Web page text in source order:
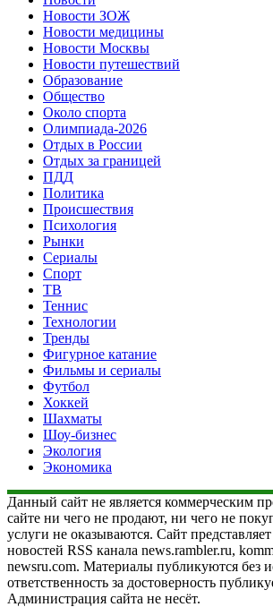
Новости ЗОЖ
Новости медицины
Новости Москвы
Новости путешествий
Образование
Общество
Около спорта
Олимпиада-2026
Отдых в России
Отдых за границей
ПДД
Политика
Происшествия
Психология
Рынки
Сериалы
Спорт
ТВ
Теннис
Технологии
Тренды
Фигурное катание
Фильмы и сериалы
Футбол
Хоккей
Шахматы
Шоу-бизнес
Экология
Экономика
Данный сайт не является коммерческим
сайте ни чего не продают, ни чего не
услуги не оказываются. Сайт
новостей RSS канала news.rambler.ru,
newsru.com. Материалы публикуются без
ответственность за достоверность
Администрация сайта не несёт.